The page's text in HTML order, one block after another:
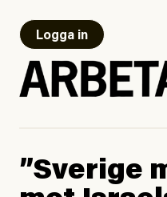
Logga in
”Sverige